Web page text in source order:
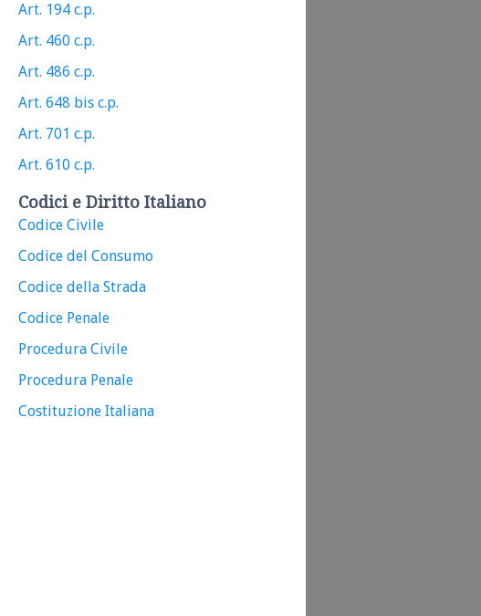
Art. 194 c.p.
Art. 460 c.p.
Art. 486 c.p.
Art. 648 bis c.p.
Art. 701 c.p.
Art. 610 c.p.
Codici e Diritto Italiano
Codice Civile
Codice del Consumo
Codice della Strada
Codice Penale
Procedura Civile
Procedura Penale
Costituzione Italiana